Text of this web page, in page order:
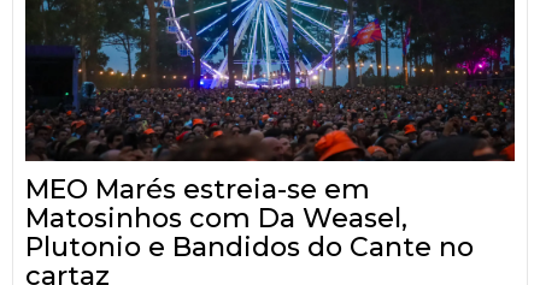
MEO Marés estreia-se em
Matosinhos com Da Weasel,
Plutonio e Bandidos do Cante no
cartaz